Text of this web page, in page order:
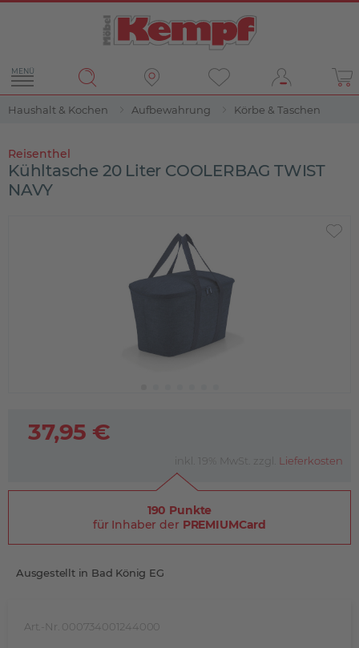
MENÜ
Haushalt & Kochen Aufbewahrung Körbe & Taschen
Reisenthel
Kühltasche 20 Liter COOLERBAG TWIST
NAVY
Art.-Nr. 000734001244000
37,95 €
inkl. 19% MwSt. zzgl. Lieferkosten
190 Punkte
für Inhaber der PREMIUMCard
Ausgestellt in Bad König EG